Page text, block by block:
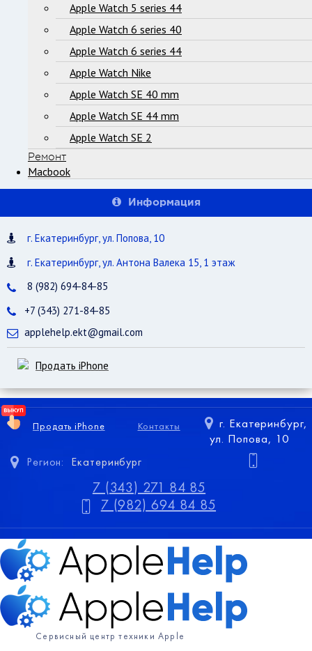
Apple Watch 5 series 44
Apple Watch 6 series 40
Apple Watch 6 series 44
Apple Watch Nike
Apple Watch SE 40 mm
Apple Watch SE 44 mm
Apple Watch SE 2
Ремонт
Macbook
Информация
г. Екатеринбург, ул. Попова, 10
г. Екатеринбург, ул. Антона Валека 15, 1 этаж
8 (982) 694-84-85
+7 (343) 271-84-85
applehelp.ekt@gmail.com
Продать iPhone
Продать iPhone Контакты
Регион: Екатеринбург
г. Екатеринбург,
ул. Попова, 10
7 (343) 271 84 85
7 (982) 694 84 85
Сервисный центр техники Apple